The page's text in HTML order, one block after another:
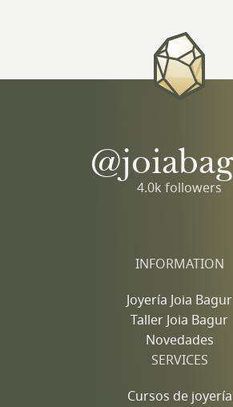
4.0k followers
INFORMATION
Joyería Joia Bagur
Taller Joia Bagur
Novedades
SERVICES
Cursos de joyería